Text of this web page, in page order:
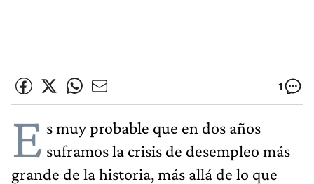
1
E s muy probable que en dos años
suframos la crisis de desempleo más
grande de la historia, más allá de lo que